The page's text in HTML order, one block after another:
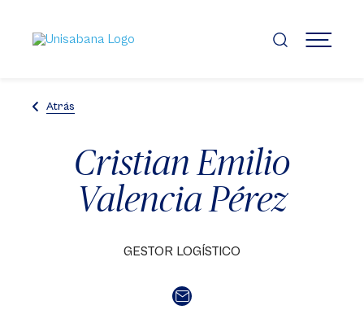
contenido
principal
MENÚ
Atrás
Cristian Emilio
Valencia Pérez
GESTOR LOGÍSTICO